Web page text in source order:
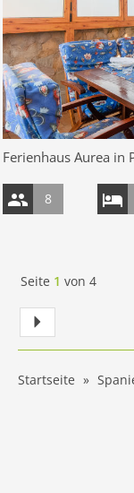
Ferienhaus Aurea in
8
Seite 1 von 4
Startseite